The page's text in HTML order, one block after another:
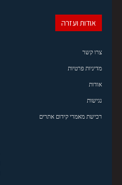
אודות ועזרה
צרו קשר
מדיניות פרטיות
אודות
נגישות
רכישת מאמרי קידום אתרים